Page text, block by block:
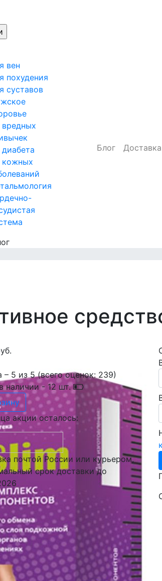
вен
похудения
суставов
кожных
Блог
– 5 из5(всего оценок: 239)
наличии - 12 шт.
акции осталось:
почтой России или курьером,
срок доставки до